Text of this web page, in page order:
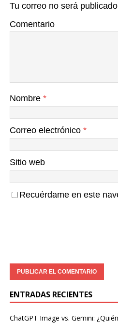
Tu correo no será
Comentario
Nombre *
Correo electrónico *
Sitio web
Recuérdame en este
ENTRADAS RECIENTES
ChatGPT Image vs. Gemini: